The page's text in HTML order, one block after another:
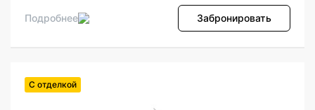
Подробнее Забронировать
С отделкой